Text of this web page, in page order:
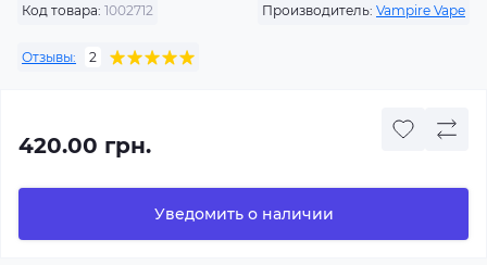
Код товара: 1002712 Производитель: Vampire Vape
Отзывы: 2
420.00 грн.
Уведомить о наличии